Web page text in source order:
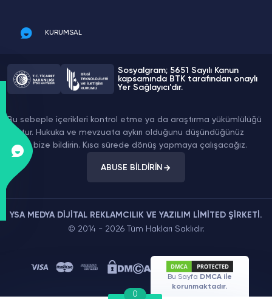
KURUMSAL
Sosyalgram; 5651 Sayılı Kanun
kapsamında BTK tarafından onaylı
Yer Sağlayıcı'dır.
Bu sebeple içerikleri kontrol etme ya da araştırma yükümlülüğü
yoktur. Hukuka ve mevzuata aykırı olduğunu düşündüğünüz
içeriği bize bildirin. Kısa sürede dönüş yapmaya çalışacağız.
ABUSE BİLDİRİN
YSA MEDYA DİJİTAL REKLAMCILIK VE YAZILIM LİMİTED ŞİRKETİ.
© 2014 - 2026 Tüm Hakları Saklıdır.
Bu Sayfa DMCA ile
korunmaktadır.
0